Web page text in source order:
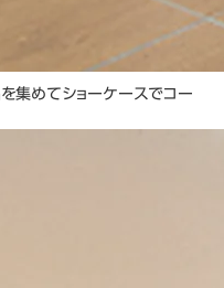
集めてショーケースでコー